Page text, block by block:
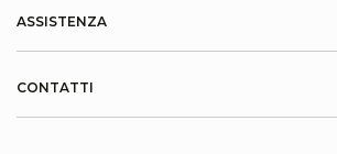
ASSISTENZA
CONTATTI